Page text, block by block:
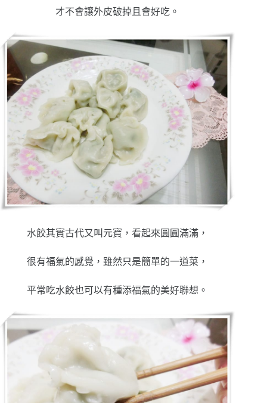
才不會讓外皮破掉且會好吃。
水餃其實古代又叫元寶，看起來圓圓滿滿，
很有福氣的感覺，雖然只是簡單的一道菜，
平常吃水餃也可以有種添福氣的美好聯想。